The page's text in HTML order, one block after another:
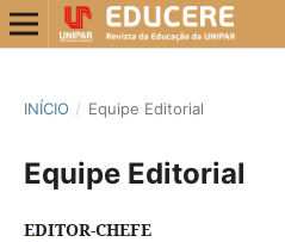
INÍCIO / Equipe Editorial
Equipe Editorial
EDITOR-CHEFE